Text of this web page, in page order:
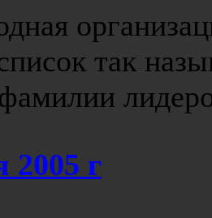
так
2005 г